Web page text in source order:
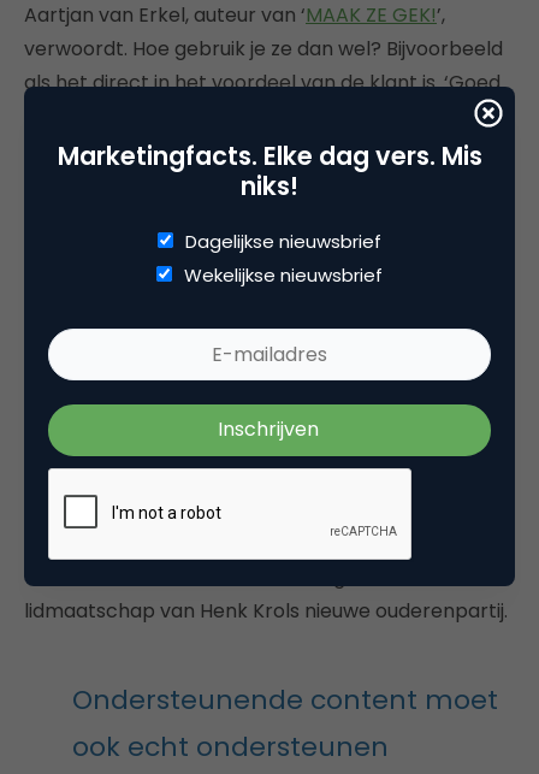
Aartjan van Erkel, auteur van ‘MAAK ZE GEK!’,
verwoordt. Hoe gebruik je ze dan wel? Bijvoorbeeld
als het direct in het voordeel van de klant is. ‘Goed
gedaan, je bent er bijna!’ Hier is het een enthousiast
zetje in de rug. Een liefdevolle duw naar de kassa.
Draai het uitroepteken om en je krijgt een info-‘i’tje.
3. Ik ben niet dom
Help iemand vervolgens ook echt op weg. Dus geen
‘vul hier je geboortedatum in’ achter de helptekst
van de geboortedatum. Verreweg de meeste
mensen hebben een geheugen langer dan een
nanoseconde. Herhaal niet dat iemand iets moet
doen, maar waarom. Bijvoorbeeld omdat de leeftijd
invloed heeft op de premie, omdat het nuttig is
voor de medische check. Of nodig is voor het
lidmaatschap van Henk Krols nieuwe ouderenpartij.
Ondersteunende content moet
ook echt ondersteunen
Marketingfacts. Elke dag vers. Mis
niks!
Dagelijkse nieuwsbrief
Wekelijkse nieuwsbrief